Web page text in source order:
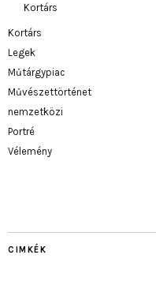
Kortárs
Kortárs
Legek
Műtárgypiac
Művészettörténet
nemzetközi
Portré
Vélemény
CIMKÉK